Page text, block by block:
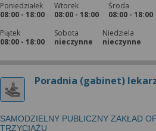
Poniedziałek
08:00 - 18:00
Wtorek
08:00 - 18:00
Środa
08:00 - 18:00
Piątek
08:00 - 18:00
Sobota
nieczynne
Niedziela
nieczynne
Poradnia (gabinet)
SAMODZIELNY PUBLICZNY ZAKŁAD
TRZYCIĄŻU